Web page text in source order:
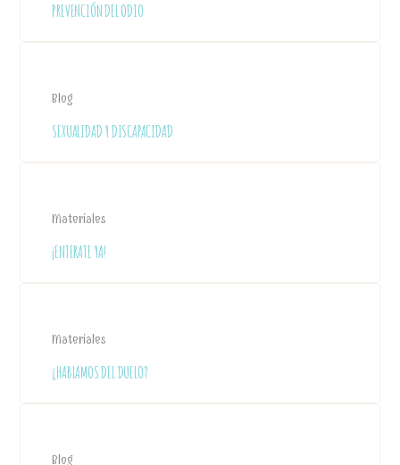
PREVENCIÓN DEL ODIO
Blog
SEXUALIDAD Y DISCAPACIDAD
Materiales
¡ENTERATE YA!
Materiales
¿HABLAMOS DEL DUELO?
Blog